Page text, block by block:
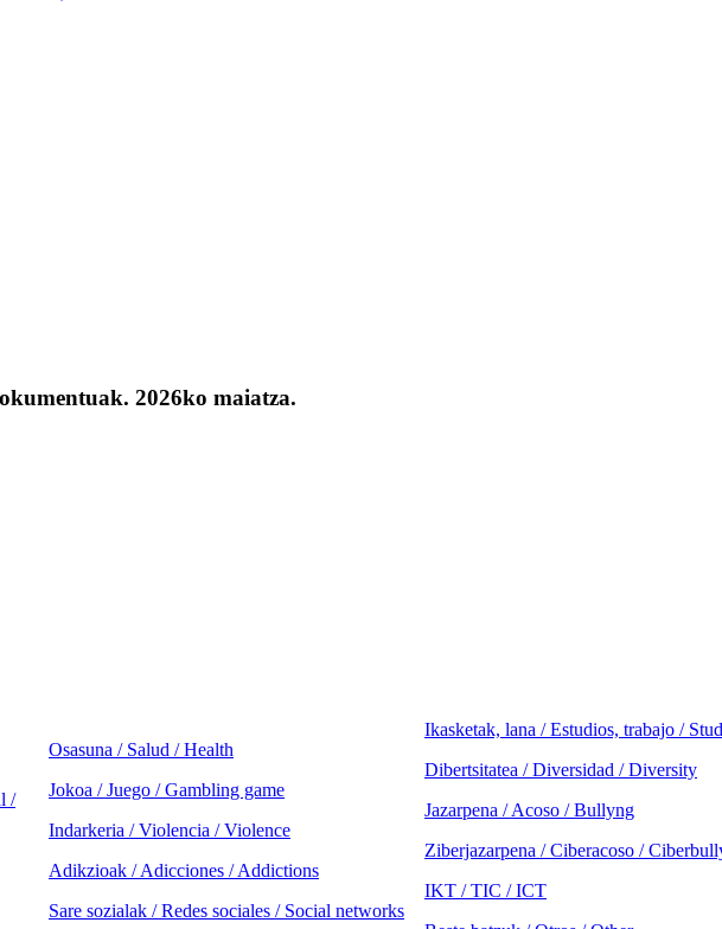
2026ko maiatza.
/
Osasuna / Salud / Health
Jokoa / Juego / Gambling game
Indarkeria / Violencia / Violence
Adikzioak / Adicciones / Addictions
Sare sozialak / Redes sociales / Social networks
Ikasketak, lana / Estudios, trabajo /
Dibertsitatea / Diversidad / Diversity
Jazarpena / Acoso / Bullyng
Ziberjazarpena / Ciberacoso /
IKT / TIC / ICT